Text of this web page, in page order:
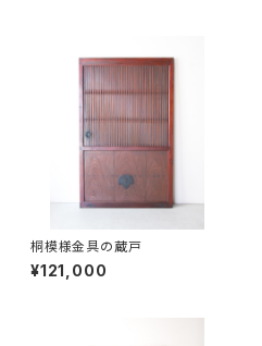
桐模様金具の蔵戸
¥121,000